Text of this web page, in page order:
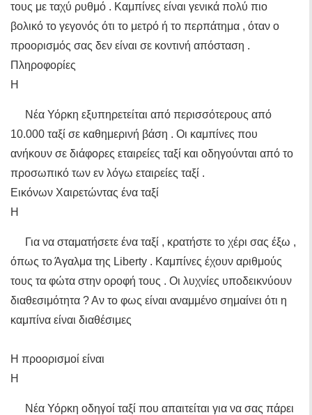
τους με ταχύ ρυθμό . Καμπίνες είναι γενικά πολύ πιο
βολικό το γεγονός ότι το μετρό ή το περπάτημα , όταν ο
προορισμός σας δεν είναι σε κοντινή απόσταση .
Πληροφορίες
Η
Νέα Υόρκη εξυπηρετείται από περισσότερους από
10.000 ταξί σε καθημερινή βάση . Οι καμπίνες που
ανήκουν σε διάφορες εταιρείες ταξί και οδηγούνται από το
προσωπικό των εν λόγω εταιρείες ταξί .
Εικόνων Χαιρετώντας ένα ταξί
Η
Για να σταματήσετε ένα ταξί , κρατήστε το χέρι σας έξω ,
όπως το Άγαλμα της Liberty . Καμπίνες έχουν αριθμούς
τους τα φώτα στην οροφή τους . Οι λυχνίες υποδεικνύουν
διαθεσιμότητα ? Αν το φως είναι αναμμένο σημαίνει ότι η
καμπίνα είναι διαθέσιμες
Η προορισμοί είναι
Η
Νέα Υόρκη οδηγοί ταξί που απαιτείται για να σας πάρει